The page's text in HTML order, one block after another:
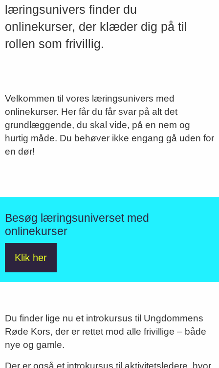
læringsunivers finder du
onlinekurser, der klæder dig på til
rollen som frivillig.
Velkommen til vores læringsunivers med
onlinekurser. Her får du får svar på alt det
grundlæggende, du skal vide, på en nem og
hurtig måde. Du behøver ikke engang gå uden for
en dør!
Besøg læringsuniverset med
onlinekurser
Klik her
Du finder lige nu et introkursus til Ungdommens
Røde Kors, der er rettet mod alle frivillige – både
nye og gamle.